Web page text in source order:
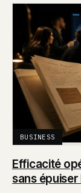
BUSINESS
Efficacité
sans